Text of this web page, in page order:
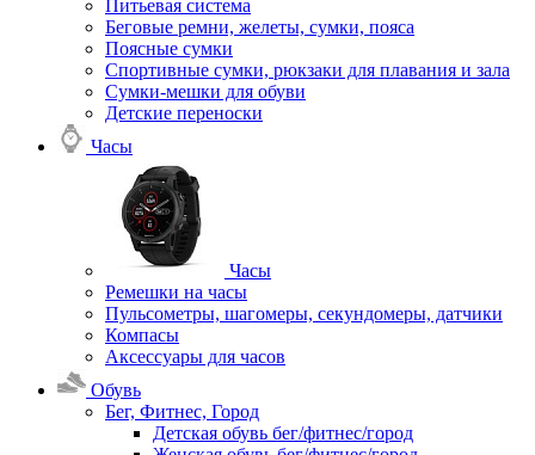
Питьевая система
Беговые ремни, желеты, сумки, пояса
Поясные сумки
Спортивные сумки, рюкзаки для плавания и зала
Сумки-мешки для обуви
Детские переноски
Часы
Часы
Ремешки на часы
Пульсометры, шагомеры, секундомеры, датчики
Компасы
Аксессуары для часов
Обувь
Бег, Фитнес, Город
Детская обувь бег/фитнес/город